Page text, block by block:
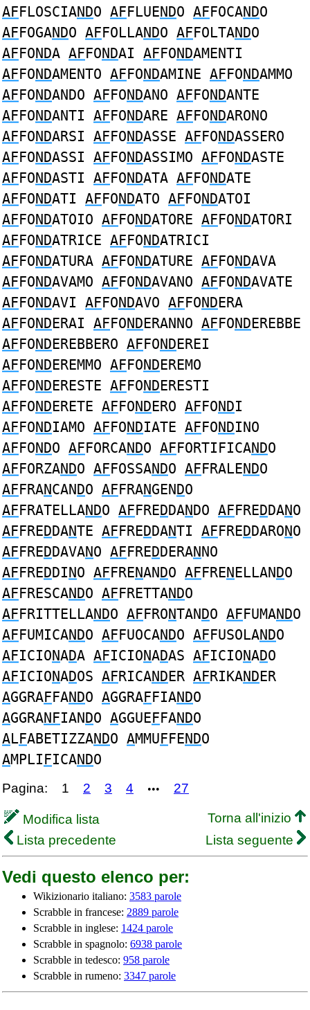
AFFLOSCIANDO AFFLUENDO AFFOCANDO
AFFOGANDO AFFOLLANDO AFFOLTANDO
AFFONDA AFFONDAI AFFONDAMENTI
AFFONDAMENTO AFFONDAMINE AFFONDAMMO
AFFONDANDO AFFONDANO AFFONDANTE
AFFONDANTI AFFONDARE AFFONDARONO
AFFONDARSI AFFONDASSE AFFONDASSERO
AFFONDASSI AFFONDASSIMO AFFONDASTE
AFFONDASTI AFFONDATA AFFONDATE
AFFONDATI AFFONDATO AFFONDATOI
AFFONDATOIO AFFONDATORE AFFONDATORI
AFFONDATRICE AFFONDATRICI
AFFONDATURA AFFONDATURE AFFONDAVA
AFFONDAVAMO AFFONDAVANO AFFONDAVATE
AFFONDAVI AFFONDAVO AFFONDERA
AFFONDERAI AFFONDERANNO AFFONDEREBBE
AFFONDEREBBERO AFFONDEREI
AFFONDEREMMO AFFONDEREMO
AFFONDERESTE AFFONDERESTI
AFFONDERETE AFFONDERO AFFONDI
AFFONDIAMO AFFONDIATE AFFONDINO
AFFONDO AFFORCANDO AFFORTIFICANDO
AFFORZANDO AFFOSSANDO AFFRALENDO
AFFRANCANDO AFFRANGENDO
AFFRATELLANDO AFFREDDANDO AFFREDDANO
AFFREDDANTE AFFREDDANTI AFFREDDARONO
AFFREDDAVANO AFFREDDERANNO
AFFREDDINO AFFRENANDO AFFRENELLANDO
AFFRESCANDO AFFRETTANDO
AFFRITTELLANDO AFFRONTANDO AFFUMANDO
AFFUMICANDO AFFUOCANDO AFFUSOLANDO
AFICIONADA AFICIONADAS AFICIONADO
AFICIONADOS AFRICANDER AFRIKANDER
AGGRAFFANDO AGGRAFFIANDO
AGGRANFIANDO AGGUEFFANDO
ALFABETIZZANDO AMMUFFENDO
AMPLIFICANDO
Pagina: 1 2 3 4 ••• 27
Modifica lista
Torna all'inizio
Lista precedente
Lista seguente
Vedi questo elenco per:
Wikizionario italiano: 3583 parole
Scrabble in francese: 2889 parole
Scrabble in inglese: 1424 parole
Scrabble in spagnolo: 6938 parole
Scrabble in tedesco: 958 parole
Scrabble in rumeno: 3347 parole